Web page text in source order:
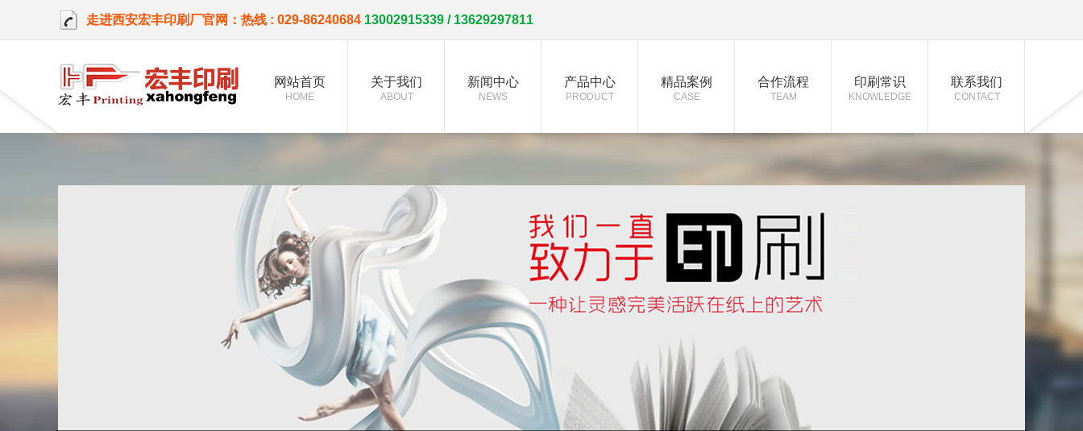
走进西安宏丰印刷厂官网：热线 : 029-86240684 13002915339 / 13629297811
网站首页
HOME
关于我们
ABOUT
新闻中心
NEWS
产品中心
PRODUCT
精品案例
CASE
合作流程
TEAM
印刷常识
KNOWLEDGE
联系我们
CONTACT